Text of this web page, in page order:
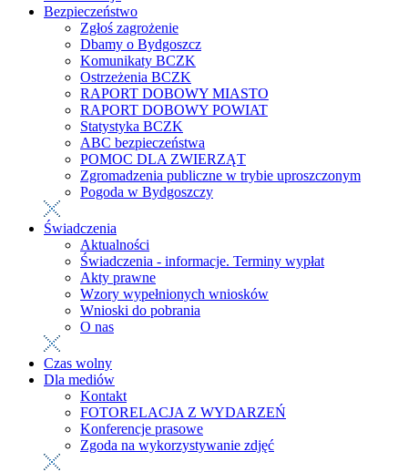
Bezpieczeństwo
Zgłoś zagrożenie
Dbamy o Bydgoszcz
Komunikaty BCZK
Ostrzeżenia BCZK
RAPORT DOBOWY MIASTO
RAPORT DOBOWY POWIAT
Statystyka BCZK
ABC bezpieczeństwa
POMOC DLA ZWIERZĄT
Zgromadzenia publiczne w trybie uproszczonym
Pogoda w Bydgoszczy
Świadczenia
Aktualności
Świadczenia - informacje. Terminy wypłat
Akty prawne
Wzory wypełnionych wniosków
Wnioski do pobrania
O nas
Czas wolny
Dla mediów
Kontakt
FOTORELACJA Z WYDARZEŃ
Konferencje prasowe
Zgoda na wykorzystywanie zdjęć